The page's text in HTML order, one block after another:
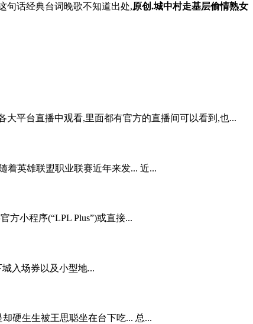
句话经典台词晚歌不知道出处,原创.城中村走基层偷情熟女
大平台直播中观看,里面都有官方的直播间可以看到,也...
着英雄联盟职业联赛近年来发... 近...
方小程序(“LPL Plus”)或直接...
入场券以及小型地...
硬生生被王思聪坐在台下吃... 总...